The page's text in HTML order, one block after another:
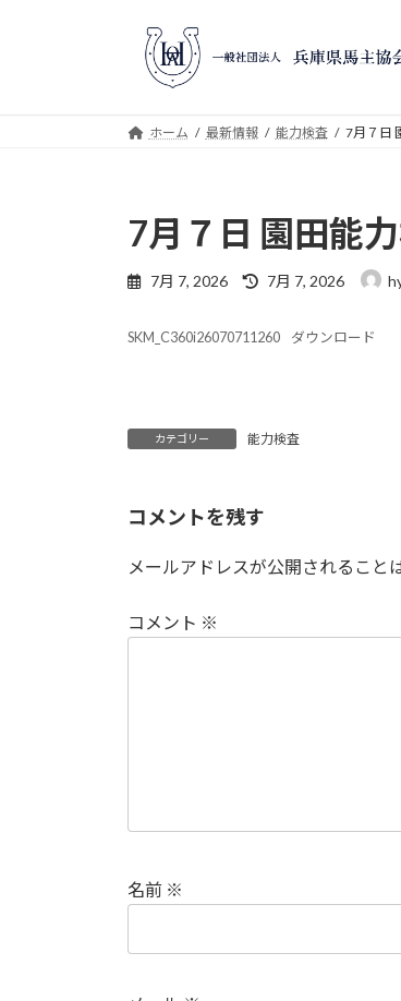
ホーム 最新情報 能力検査 7月７日
7月７日 園田能
7月 7, 2026
最
新
7月 7, 2026
SKM_C360i26070711260 ダウンロード
カテゴリー 能力検査
コメントを残す
メールアドレスが公開されること
コメント ※
名前 ※